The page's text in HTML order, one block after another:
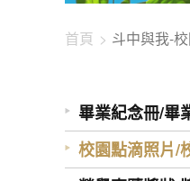
首頁 斗中與我-
畢業紀念冊/畢
校園點滴照片/